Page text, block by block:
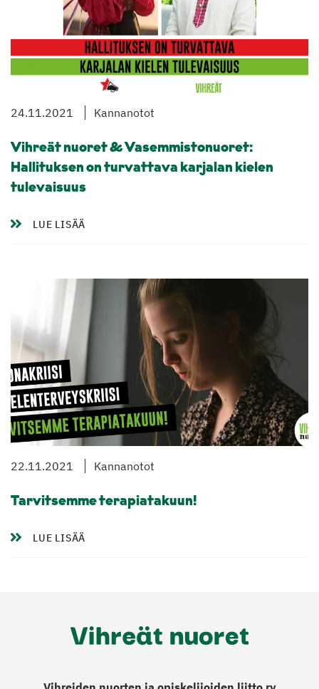
24.11.2021 Kannanotot
Vihreät nuoret & Vasemmistonuoret:
Hallituksen on turvattava karjalan kielen
tulevaisuus
LUE LISÄÄ
22.11.2021 Kannanotot
Tarvitsemme terapiatakuun!
LUE LISÄÄ